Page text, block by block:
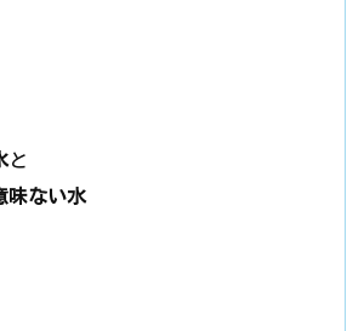
と
味ない水